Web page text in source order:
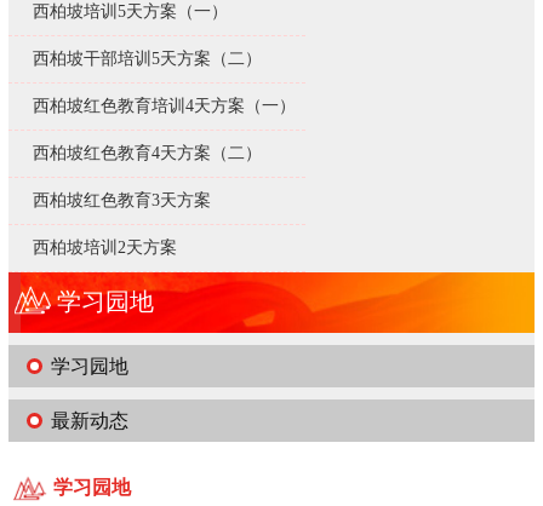
西柏坡培训5天方案（一）
西柏坡干部培训5天方案（二）
西柏坡红色教育培训4天方案（一）
西柏坡红色教育4天方案（二）
西柏坡红色教育3天方案
西柏坡培训2天方案
学习园地
学习园地
最新动态
学习园地